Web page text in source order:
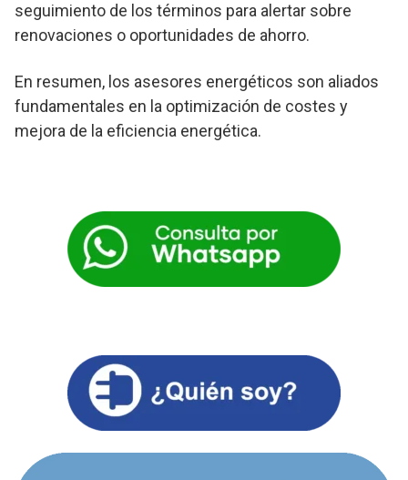
seguimiento de los términos para alertar sobre
renovaciones o oportunidades de ahorro.
En resumen, los asesores energéticos son aliados
fundamentales en la optimización de costes y
mejora de la eficiencia energética.